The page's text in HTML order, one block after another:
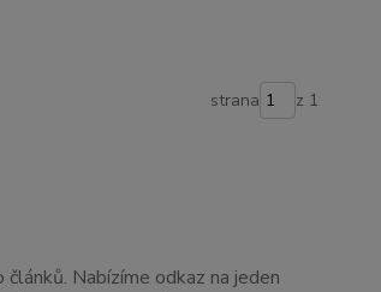
strana z 1
Nabízíme odkaz na jeden